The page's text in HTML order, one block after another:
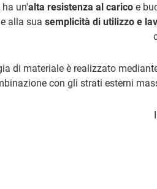
un'alta resistenza al caricoe
alla sua semplicità di utilizzo e
di materiale è realizzato
con gli strati esterni